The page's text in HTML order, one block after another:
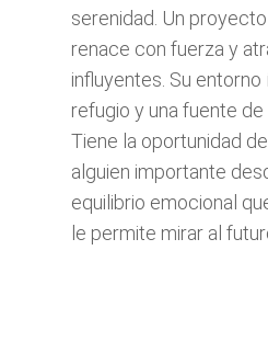
serenidad. Un
renace con fuerza y
influyentes. Su
refugio y una fuente de
Tiene la oportunidad
alguien importante
equilibrio emocional
le permite mirar al